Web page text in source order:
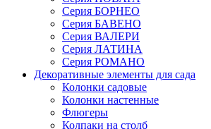
Серия БОРНЕО
Серия БАВЕНО
Серия ВАЛЕРИ
Серия ЛАТИНА
Серия РОМАНО
Декоративные элементы для сада
Колонки садовые
Колонки настенные
Флюгеры
Колпаки на столб